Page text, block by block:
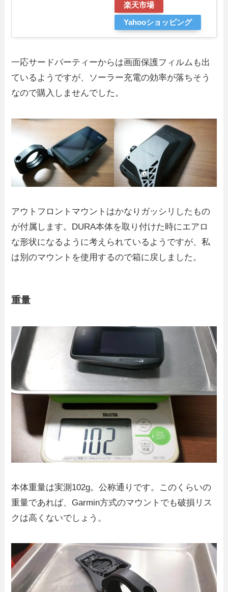
楽天市場
Yahooショッピング
一応サードパーティーからは画面保護フィルムも出
ているようですが、ソーラー充電の効率が落ちそう
なので購入しませんでした。
アウトフロントマウントはかなりガッシリしたもの
が付属します。DURA本体を取り付けた時にエアロ
な形状になるように考えられているようですが、私
は別のマウントを使用するので箱に戻しました。
重量
本体重量は実測102g。公称通りです。このくらいの
重量であれば、Garmin方式のマウントでも破損リス
クは高くないでしょう。